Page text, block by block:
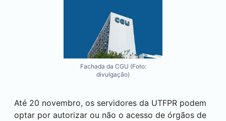
Fachada da CGU (Foto:
divulgação)
Até 20 novembro, os servidores da UTFPR podem
optar por autorizar ou não o acesso de órgãos de